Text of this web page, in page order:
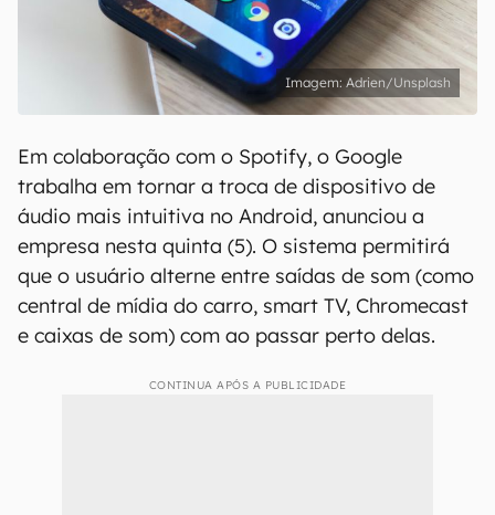
Adrien/Unsplash
Em colaboração com o Spotify, o Google
trabalha em tornar a troca de dispositivo de
áudio mais intuitiva no Android, anunciou a
empresa nesta quinta (5). O sistema permitirá
que o usuário alterne entre saídas de som (como
central de mídia do carro, smart TV, Chromecast
e caixas de som) com ao passar perto delas.
CONTINUA APÓS A PUBLICIDADE